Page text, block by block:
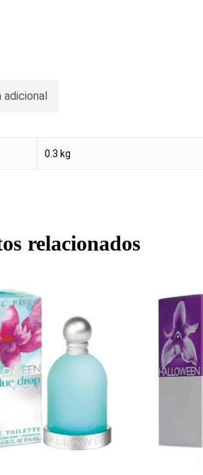
adicional
0.3 kg
relacionados